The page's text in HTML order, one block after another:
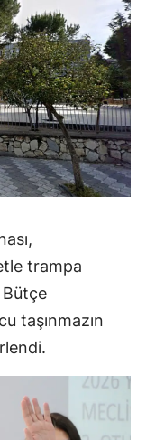
trampa
Bütçe
taşınmazın